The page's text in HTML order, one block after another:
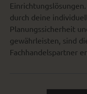
durch deine
Planungssicherheit
gewährleisten, sind
Fachhandelspartner